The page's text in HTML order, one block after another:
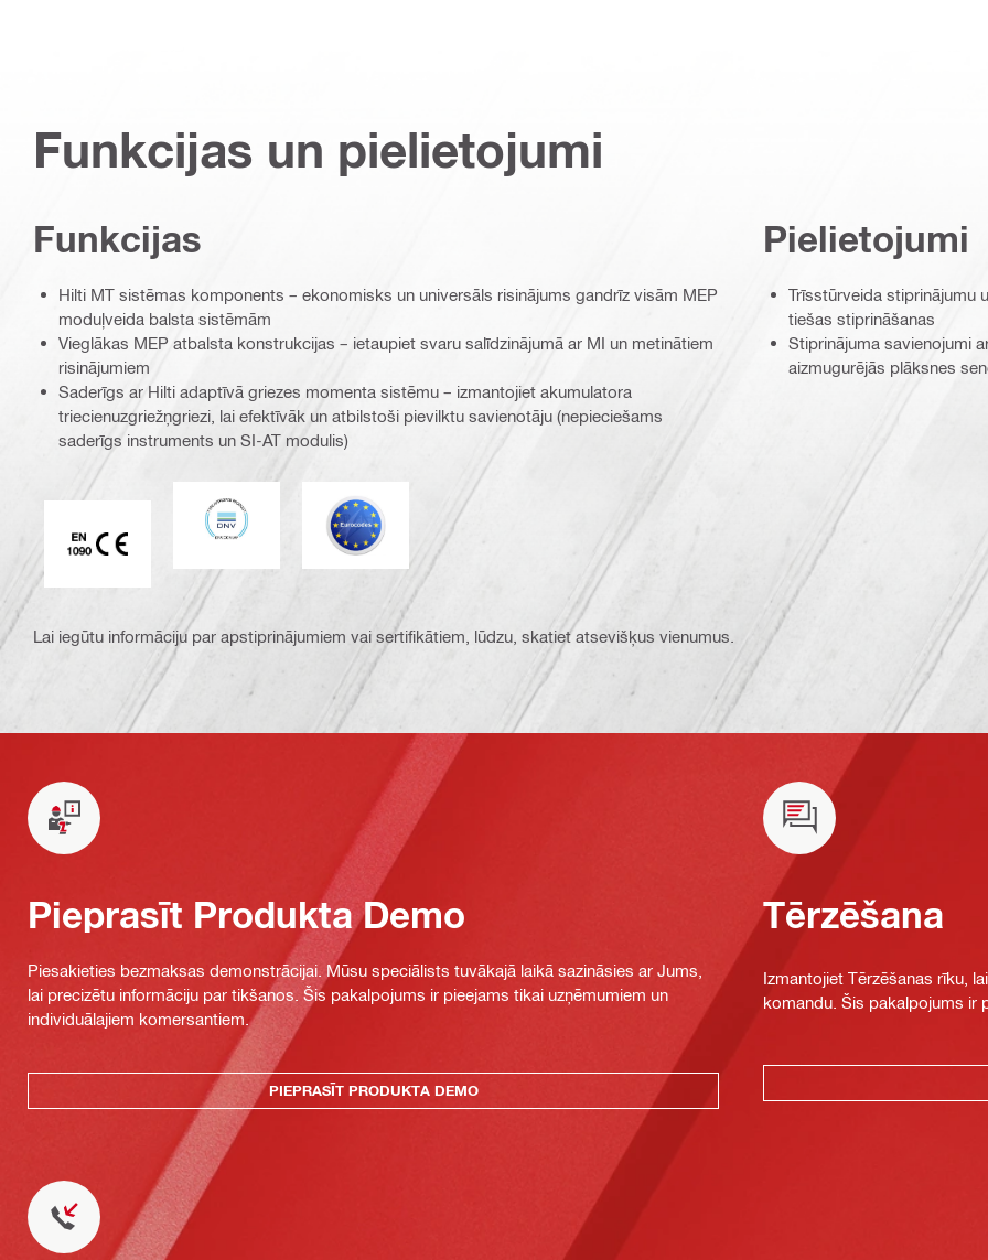
Funkcijas un pielietojumi
Funkcijas
Hilti MT sistēmas komponents – ekonomisks un universāls risinājums gandrīz visām MEP
moduļveida balsta sistēmām
Vieglākas MEP atbalsta konstrukcijas – ietaupiet svaru salīdzinājumā ar MI un metinātiem
risinājumiem
Saderīgs ar Hilti adaptīvā griezes momenta sistēmu – izmantojiet akumulatora
triecienuzgriežņgriezi, lai efektīvāk un atbilstoši pievilktu savienotāju (nepieciešams
saderīgs instruments un SI-AT modulis)
CE EN 1090 marķējums
DNV Eurocode
Pielietojumi
Trīsstūrveida stiprinājumu
tiešas stiprināšanas
Stiprinājuma savienojumi
aizmugurējās plāksnes
Lai iegūtu informāciju par apstiprinājumiem vai sertifikātiem, lūdzu, skatiet atsevišķus vienumus.
Pieprasīt Produkta Demo
Piesakieties bezmaksas demonstrācijai. Mūsu speciālists tuvākajā laikā sazināsies ar Jums,
lai precizētu informāciju par tikšanos. Šis pakalpojums ir pieejams tikai uzņēmumiem un
individuālajiem komersantiem.
PIEPRASĪT PRODUKTA DEMO
Tērzēšana
Izmantojiet Tērzēšanas rīku,
komandu. Šis pakalpojums ir